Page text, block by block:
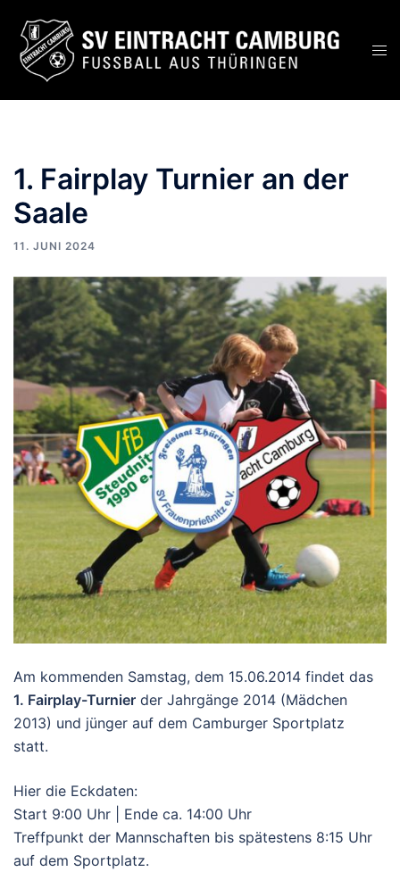
Inhalt
springen
1. Fairplay Turnier an der
Saale
11. JUNI 2024
Am kommenden Samstag, dem 15.06.2014 findet das
1. Fairplay-Turnier der Jahrgänge 2014 (Mädchen
2013) und jünger auf dem Camburger Sportplatz
statt.
Hier die Eckdaten:
Start 9:00 Uhr | Ende ca. 14:00 Uhr
Treffpunkt der Mannschaften bis spätestens 8:15 Uhr
auf dem Sportplatz.